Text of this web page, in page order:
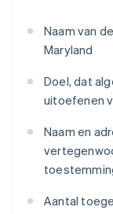
Naam van
Maryland
Doel, dat
uitoefenen
Naam en
Aantal